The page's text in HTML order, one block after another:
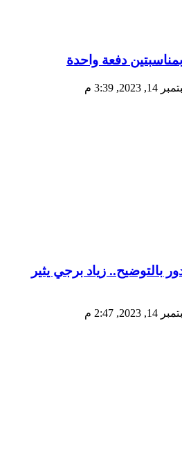
دفعة واحدة
2023, 3:39 م
بالتوضيح.. زياد برجي يثير
2023, 2:47 م